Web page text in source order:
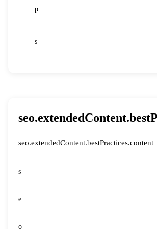
p
s
seo.extendedContent.bestPractices.content
s
e
o